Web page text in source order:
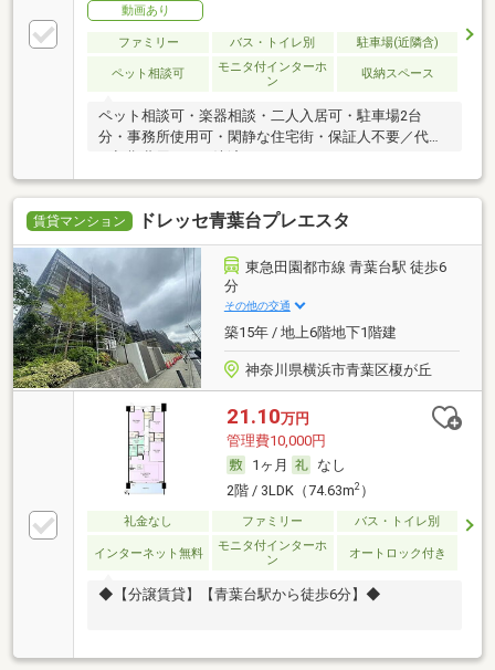
動画あり
ファミリー バス・トイレ別 駐車場(近隣含)
ペット相談可
モニタ付インターホ
ン
収納スペース
ペット相談可・楽器相談・二人入居可・駐車場2台
分・事務所使用可・閑静な住宅街・保証人不要／代行
賃貸マンション ドレッセ青葉台プレエスタ
東急田園都市線 青葉台駅 徒歩6
分
その他の交通
築15年 / 地上6階地下1階建
神奈川県横浜市青葉区榎が丘
21.10万円
管理費10,000円
1ヶ月
なし
2階 / 3LDK（74.63m2）
礼金なし ファミリー バス・トイレ別
インターネット無料
モニタ付インターホ
ン
オートロック付き
◆【分譲賃貸】【青葉台駅から徒歩6分】◆